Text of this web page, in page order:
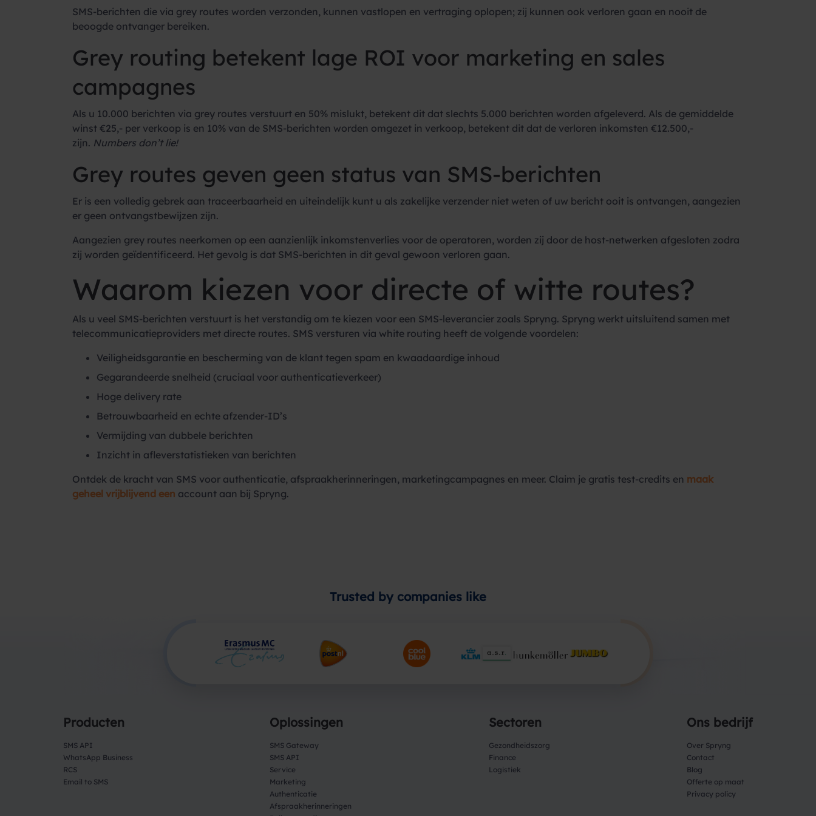
SMS-berichten die via grey routes worden verzonden, kunnen vastlopen en vertraging oplopen; zij kunnen ook verloren gaan en nooit de
beoogde ontvanger bereiken.
Grey routing betekent lage ROI voor marketing en sales
campagnes
Als u 10.000 berichten via grey routes verstuurt en 50% mislukt, betekent dit dat slechts 5.000 berichten worden afgeleverd. Als de gemiddelde
winst €25,- per verkoop is en 10% van de SMS-berichten worden omgezet in verkoop, betekent dit dat de verloren inkomsten €12.500,-
zijn. Numbers don’t lie!
Grey routes geven geen status van SMS-berichten
Er is een volledig gebrek aan traceerbaarheid en uiteindelijk kunt u als zakelijke verzender niet weten of uw bericht ooit is ontvangen, aangezien
er geen ontvangstbewijzen zijn.
Aangezien grey routes neerkomen op een aanzienlijk inkomstenverlies voor de operatoren, worden zij door de host-netwerken afgesloten zodra
zij worden geïdentificeerd. Het gevolg is dat SMS-berichten in dit geval gewoon verloren gaan.
Waarom kiezen voor directe of witte routes?
Als u veel SMS-berichten verstuurt is het verstandig om te kiezen voor een SMS-leverancier zoals Spryng. Spryng werkt uitsluitend samen met
telecommunicatieproviders met directe routes. SMS versturen via white routing heeft de volgende voordelen:
Veiligheidsgarantie en bescherming van de klant tegen spam en kwaadaardige inhoud
Gegarandeerde snelheid (cruciaal voor authenticatieverkeer)
Hoge delivery rate
Betrouwbaarheid en echte afzender-ID’s
Vermijding van dubbele berichten
Inzicht in afleverstatistieken van berichten
Ontdek de kracht van SMS voor authenticatie, afspraakherinneringen, marketingcampagnes en meer. Claim je gratis test-credits en maak
geheel vrijblijvend een account aan bij Spryng.
Trusted by companies like
Producten
SMS API
WhatsApp Business
RCS
Email to SMS
Oplossingen
SMS Gateway
SMS API
Service
Marketing
Authenticatie
Afspraakherinneringen
Sectoren
Gezondheidszorg
Finance
Logistiek
Ons bedrijf
Over Spryng
Contact
Blog
Offerte op maat
Privacy policy